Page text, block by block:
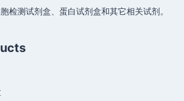
检测试剂盒、蛋白试剂盒和其它相关试剂。